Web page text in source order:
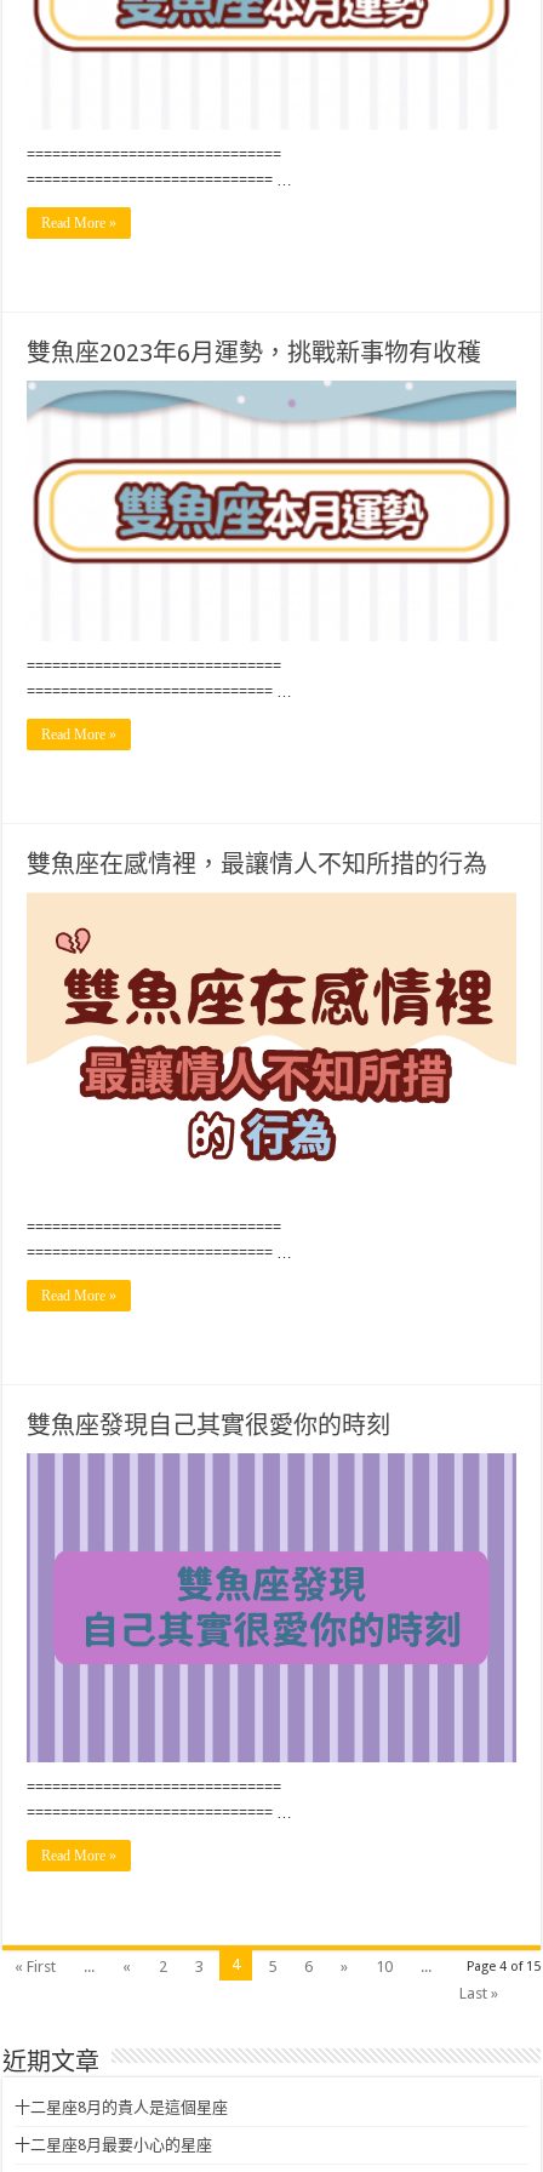
==============================
============================= …
Read More »
雙魚座2023年6月運勢，挑戰新事物有收穫
==============================
============================= …
Read More »
雙魚座在感情裡，最讓情人不知所措的行為
==============================
============================= …
Read More »
雙魚座發現自己其實很愛你的時刻
==============================
============================= …
Read More »
Page 4 of 15
« First ... « 2 3 4 5 6 » 10
...
Last »
近期文章
十二星座8月的貴人是這個星座
十二星座8月最要小心的星座